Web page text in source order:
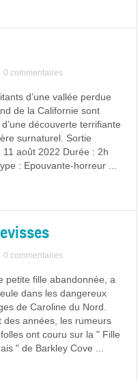
0 commentaires
d’une vallée perdue
de la Californie sont
découverte terrifiante
surnaturel. Sortie
11 août 2022 Durée : 2h
: Epouvante-horreur ...
0 commentaires
petite fille abandonnée, a
dans les dangereux
de Caroline du Nord.
des années, les rumeurs
ont couru sur la " Fille
" de Barkley Cove ...